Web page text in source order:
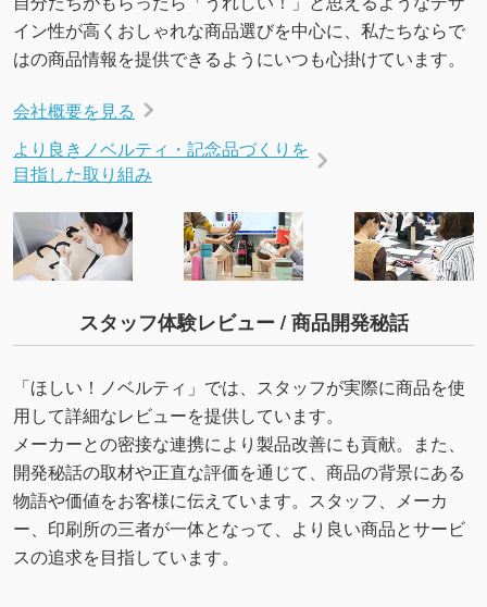
イン性が高くおしゃれな商品選びを中心に、私たちならで
はの商品情報を提供できるようにいつも心掛けています。
会社概要を見る
より良きノベルティ・記念品づくりを
目指した取り組み
スタッフ体験レビュー / 商品開発秘話
「ほしい！ノベルティ」では、スタッフが実際に商品を使
用して詳細なレビューを提供しています。
メーカーとの密接な連携により製品改善にも貢献。また、
開発秘話の取材や正直な評価を通じて、商品の背景にある
物語や価値をお客様に伝えています。スタッフ、メーカ
ー、印刷所の三者が一体となって、より良い商品とサービ
スの追求を目指しています。